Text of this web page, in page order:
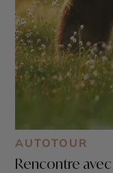
AUTOTOUR
Rencontre